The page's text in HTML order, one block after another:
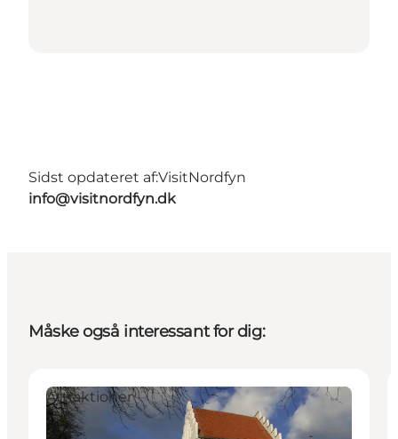
Sidst opdateret af:VisitNordfyn
info@visitnordfyn.dk
Måske også interessant for dig:
Attraktioner